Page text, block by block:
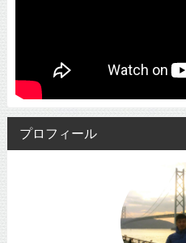
プロフィール